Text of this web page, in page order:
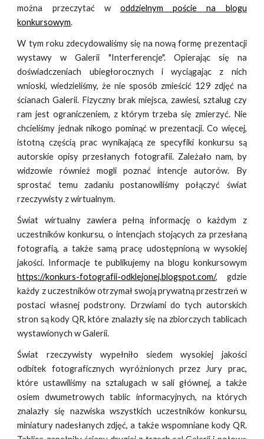
można przeczytać w oddzielnym poście na blogu
konkursowym.
W tym roku zdecydowaliśmy się na nową formę prezentacji
wystawy w Galerii "Interferencje". Opierając się na
doświadczeniach ubiegłorocznych i wyciągając z nich
wnioski, wiedzieliśmy, że nie sposób zmieścić 129 zdjęć na
ścianach Galerii. Fizyczny brak miejsca, zawiesi, sztalug czy
ram jest ograniczeniem, z którym trzeba się zmierzyć. Nie
chcieliśmy jednak nikogo pominąć w prezentacji. Co więcej,
istotną częścią prac wynikającą ze specyfiki konkursu są
autorskie opisy przesłanych fotografii. Zależało nam, by
widzowie również mogli poznać intencje autorów. By
sprostać temu zadaniu postanowiliśmy połączyć świat
rzeczywisty z wirtualnym.
Świat wirtualny zawiera pełną informację o każdym z
uczestników konkursu, o intencjach stojących za przesłaną
fotografią, a także samą pracę udostępnioną w wysokiej
jakości. Informacje te publikujemy na blogu konkursowym
https://konkurs-fotografii-odklejonej.blogspot.com/, gdzie
każdy z uczestników otrzymał swoją prywatną przestrzeń w
postaci własnej podstrony. Drzwiami do tych autorskich
stron są kody QR, które znalazły się na zbiorczych tablicach
wystawionych w Galerii.
Świat rzeczywisty wypełniło siedem wysokiej jakości
odbitek fotograficznych wyróżnionych przez Jury prac,
które ustawiliśmy na sztalugach w sali głównej, a także
osiem dwumetrowych tablic informacyjnych, na których
znalazły się nazwiska wszystkich uczestników konkursu,
miniatury nadesłanych zdjęć, a także wspomniane kody QR.